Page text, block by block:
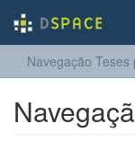
Navegação Teses